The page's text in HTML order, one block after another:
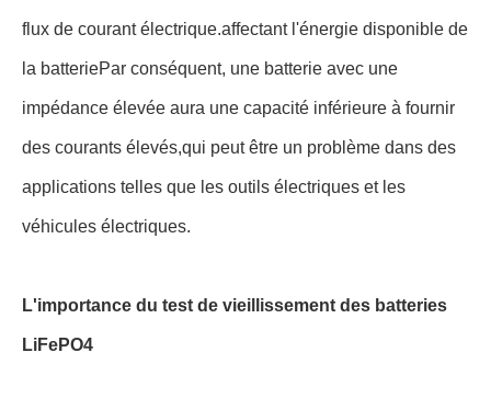
flux de courant électrique.affectant l'énergie disponible de
la batteriePar conséquent, une batterie avec une
impédance élevée aura une capacité inférieure à fournir
des courants élevés,qui peut être un problème dans des
applications telles que les outils électriques et les
véhicules électriques.
L'importance du test de vieillissement des batteries
LiFePO4